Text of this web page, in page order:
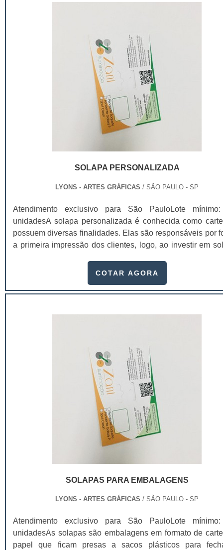
SOLAPA PERSONALIZADA
LYONS - ARTES GRÁFICAS / SÃO PAULO - SP
Atendimento exclusivo para São PauloLote
unidadesA solapa personalizada é conhecida como
possuem diversas finalidades. Elas são responsáveis por
a primeira impressão dos clientes, logo, ao investir em
visto que os valores da marca estarão presentes
possui a identidade da em...
COTAR AGORA
SOLAPAS PARA EMBALAGENS
LYONS - ARTES GRÁFICAS / SÃO PAULO - SP
Atendimento exclusivo para São PauloLote
unidadesAs solapas são embalagens em formato de
papel que ficam presas a sacos plásticos para